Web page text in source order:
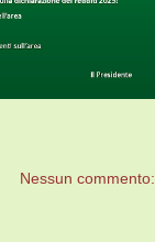
Nessun commento: